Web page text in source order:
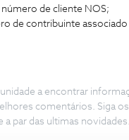
de cliente NOS;
de contribuinte
a encontrar
comentários. Siga
a par das ultimas novidades.